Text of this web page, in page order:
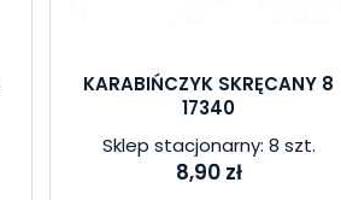
KARABIŃCZYK SKRĘCANY 8
17340
Sklep stacjonarny: 8 szt.
8,90 zł